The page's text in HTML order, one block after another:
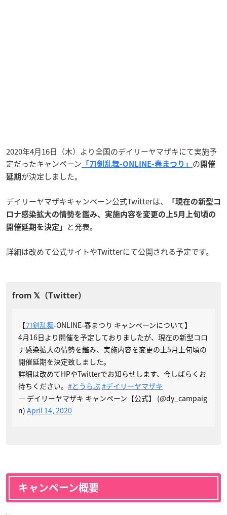
2020年4月16日（木）より全国のデイリーヤマザキにて実施予
定だったキャンペーン 「刀剣乱舞-ONLINE-春まつり」 の 開催
延期 が決定しました。
デイリーヤマザキキャンペーン公式Twitterは、
「現在の新型コ
ロナ感染拡大の情勢を鑑み、実施内容を変更の上5月上旬頃の
開催延期を決定」
と発表。
詳細は改めて公式サイトやTwitterにて公開される予定です。
【刀剣乱舞-ONLINE-春まつり キャンペーンについて】
4月16日より開催を予定しておりましたが、現在の新型コロ
ナ感染拡大の情勢を鑑み、実施内容を変更の上5月上旬頃の
開催延期を決定致しました。
詳細は改めてHPやTwitterでお知らせします、今しばらくお
待ちください。 #とうらぶ#デイリーヤマザキ
— デイリーヤマザキ キャンペーン【公式】 (@dy_campaig
n) April 14, 2020
キャンペーン概要